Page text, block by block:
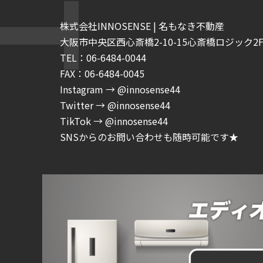
株式会社INNOSENSE | 名もなき不動産
大阪市中央区西心斎橋2-10-15心斎橋ロジック
TEL：06-6484-0044
FAX：06-6484-0045
Instagram → @innosense44
Twitter → @innosense44
TikTok → @innosense44
SNSからのお問い合わせも随時可能です★